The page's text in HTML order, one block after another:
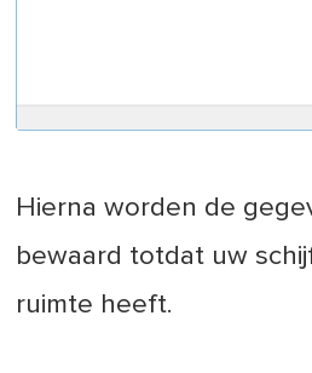
Hierna worden de
bewaard totdat uw
ruimte heeft.